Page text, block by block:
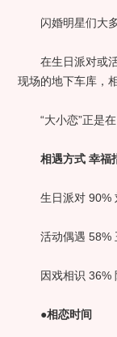
闪婚明星们大多
在生日派对或活
现场的地下车库，
“大小恋”正是在
相遇方式 幸福
生日派对 90%
活动偶遇 58%
因戏相识 36%
●相恋时间